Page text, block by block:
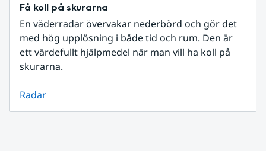
Få koll på skurarna
En väderradar övervakar nederbörd och gör det
med hög upplösning i både tid och rum. Den är
ett värdefullt hjälpmedel när man vill ha koll på
skurarna.
Radar